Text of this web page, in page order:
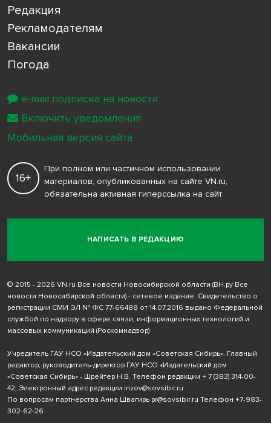
Редакция
Рекламодателям
Вакансии
Погода
НАПИСАТЬ В РЕДАКЦИЮ
16+
При полном или частичном использовании
материалов, опубликованных на сайте VN.ru,
обязательна активная гиперссылка на сайт
© 2015 - 2026 VN.ru Все новости Новосибирской области (ВН.ру Все
новости Новосибирской области) - сетевое издание. Свидетельство о
регистрации СМИ ЭЛ № ФС 77-66488 от 14.07.2016 выдано Федеральной
службой по надзору в сфере связи, информационных технологий и
массовых коммуникаций (Роскомнадзор)
Учредитель ГАУ НСО «Издательский дом «Советская Сибирь». Главный
редактор, руководитель-директор ГАУ НСО «Издательский дом
«Советская Сибирь» - Шрейтер Н.В. Телефон редакции + 7 (383) 314-00-
42; Электронный адрес редакции inzov@sovsibir.ru
По вопросам партнерства Анна Швагирь pr@sovsibir.ru Телефон +7-983-
302-62-26
e-mail подписка на новости
Включить уведомления
Мобильная версия сайта